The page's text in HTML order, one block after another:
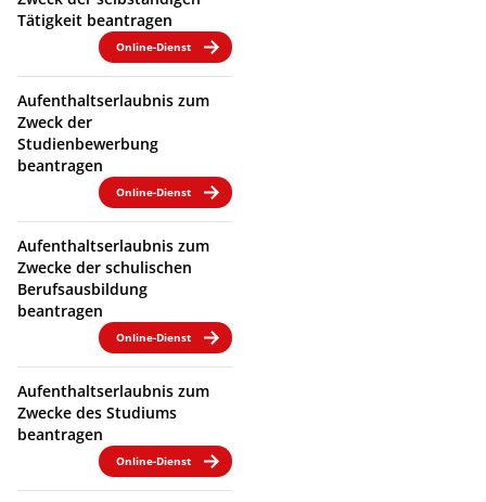
Tätigkeit beantragen
Online-Dienst
Aufenthaltserlaubnis zum
Zweck der
Studienbewerbung
beantragen
Online-Dienst
Aufenthaltserlaubnis zum
Zwecke der schulischen
Berufsausbildung
beantragen
Online-Dienst
Aufenthaltserlaubnis zum
Zwecke des Studiums
beantragen
Online-Dienst